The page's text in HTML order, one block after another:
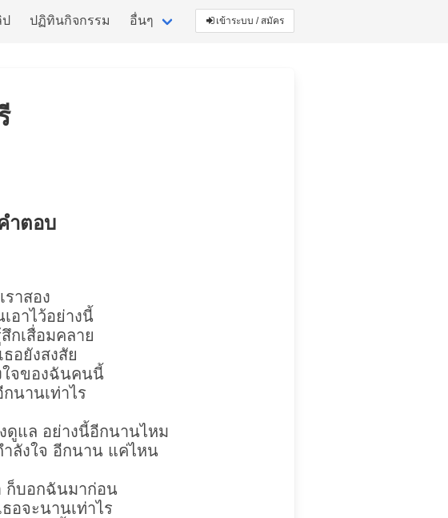
ปฏิทินกิจกรรม อื่นๆ เข้าระบบ / สมัคร
ำตอบ
าสอง
อาไว้อย่างนี้
กเสื่อมคลาย
อยังสงสัย
ใจของฉันคนนี้
นานเท่าไร
ดูแล อย่างนี้อีกนานไหม
ำลังใจ อีกนาน แค่ไหน
ก็บอกฉันมาก่อน
อจะนานเท่าไร